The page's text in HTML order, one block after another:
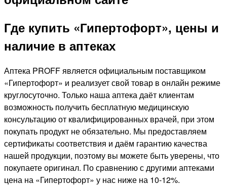
Где купить «Гипертофорт», цены и
наличие в аптеках
Аптека PROFF является официальным поставщиком
«Гипертофорт» и реализует свой товар в онлайн режиме
круглосуточно. Только наша аптека даёт клиентам
возможность получить бесплатную медицинскую
консультацию от квалифицированных врачей, при этом
покупать продукт не обязательно. Мы предоставляем
сертификаты соответствия и даём гарантию качества
нашей продукции, поэтому вы можете быть уверены, что
покупаете оригинал. По сравнению с другими аптеками
цена на «Гипертофорт» у нас ниже на 10-12%.